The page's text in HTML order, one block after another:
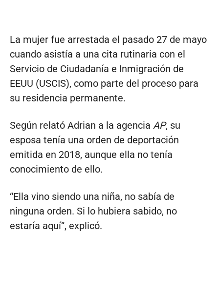
La mujer fue arrestada el pasado 27 de mayo
cuando asistía a una cita rutinaria con el
Servicio de Ciudadanía e Inmigración de
EEUU (USCIS), como parte del proceso para
su residencia permanente.
Según relató Adrian a la agencia AP, su
esposa tenía una orden de deportación
emitida en 2018, aunque ella no tenía
conocimiento de ello.
“Ella vino siendo una niña, no sabía de
ninguna orden. Si lo hubiera sabido, no
estaría aquí”, explicó.